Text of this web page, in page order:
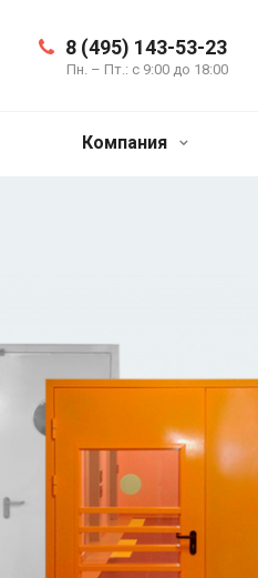
8 (495) 143-53-23
Пн. – Пт.: с 9:00 до 18:00
Компания